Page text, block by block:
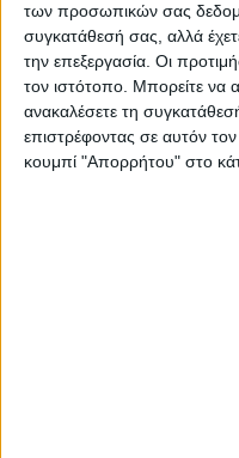
των προσωπικών σας
συγκατάθεσή σας, αλλά
την επεξεργασία. Οι
τον ιστότοπο. Μπορείτε να
ανακαλέσετε τη
επιστρέφοντας σε αυτόν
κουμπί "Απορρήτου" στο
Ελληνικότητα,
Πολιτισμού
ανακατανομή
Ελληνισμού